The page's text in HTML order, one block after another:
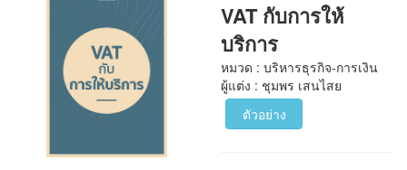
VAT กับการให้
บริการ
หมวด : บริหารธุรกิจ-การเงิน
ผู้แต่ง : ชุมพร เสนไสย
ตัวอย่าง